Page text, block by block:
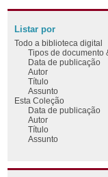
Listar por
Todo a biblioteca digital
Tipos de documento
Data de publicação
Autor
Título
Assunto
Esta Coleção
Data de publicação
Autor
Título
Assunto